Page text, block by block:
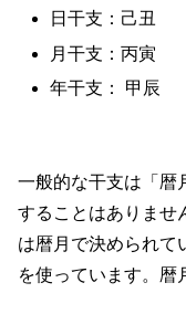
日干支：己丑
月干支：丙寅
年干支： 甲辰
一般的な干支は「暦
することはありませ
は暦月で決められて
を使っています。暦